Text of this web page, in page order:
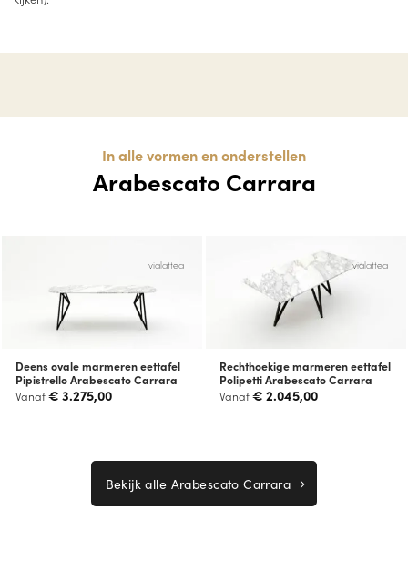
In alle vormen en onderstellen
Arabescato Carrara
Deens ovale marmeren eettafel
Pipistrello Arabescato Carrara
Vanaf€ 3.275,00
vialattea
Rechthoekige marmeren eettafel
Polipetti Arabescato Carrara
Vanaf€ 2.045,00
vialattea
Bekijk alle Arabescato Carrara